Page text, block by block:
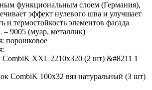
функциональным слоем (Германия),
эффект нулевого шва и улучшает
и термостойкость элементов фасада
9005 (муар, металлик)
порошковое
CombiK XXL 2210x320 (2 шт) &#8211 1
CombiK 100х32 вяз натуральный (3 шт)